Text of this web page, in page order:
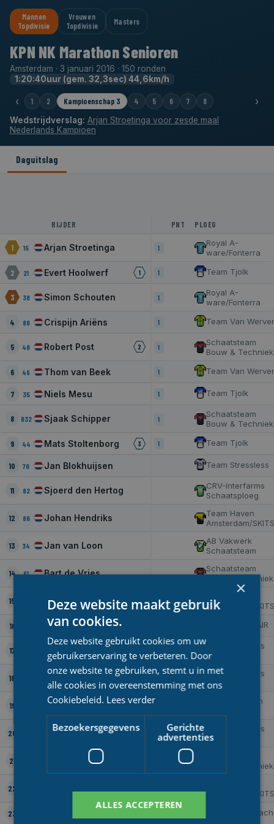
Mannen
Topdivisie
Vrouwen
Topdivisie
Masters
KPN NK Marathon Senioren
Amsterdam · 3 januari 2016 · 150 ronden
1:20:40uur (gem. 32,3sec) 44,6km/h
‹ 1 2 Kampioenschap 3 4 5 6 7 8 ›
Wedstrijdverslag: Arjan Stroetinga voor zesde maal
Nederlands Kampioen
Daguitslag
RIJDER PNT PLOEG
1 15 Arjan Stroetinga 1
Royal A-
ware/Fonterra
2 21 Evert Hoolwerf 1 1 Team Tjolk
3 38 Simon Schouten 1
Royal A-
ware/Fonterra
4 88 Crispijn Ariëns 1 Team Van
5 48 Robert Post 2 1
Schaatsteam
Bouw & Techniek
6 49 Thom van Beek 1 Team Van
7 35 Niels Mesu 1 Team Tjolk
8 B32 Sjaak Schipper 1
Schaatsteam
Bouw & Techniek
9 44 Mats Stoltenborg 3 1 Team Tjolk
10 76 Jan Blokhuijsen Team Stressless
11 82 Sjoerd den Hertog
CRV-Interfarms
Schaatsploeg
12 86 Johan Hendriks
Team Haven
Amsterdam/SKITS
13 34 Jan van Loon
AB Vakwerk
Schaatsteam
14 91 Bart de Vries
Schaatsteam
Bouw & Techniek
15 Christoffel Hendriks
Amsterdam/SKITS
16 Peter van de Pol Team Skate4AIR
17 Jan Korenberg
CRV-Interfarms
Schaatsploeg
18
CRV-Interfarms
Schaatsploeg
19 Erwin Mesu
Team De Haan
20 Robert Bovenhuis
CRV-Interfarms
Schaatsploeg
21
Bouw & Techniek
22
Amsterdam/SKITS
23 Team Man&Mach
×
Deze website maakt gebruik
van cookies.
Deze website gebruikt cookies om uw
gebruikerservaring te verbeteren. Door
onze website te gebruiken, stemt u in met
alle cookies in overeenstemming met ons
Cookiebeleid. Lees verder
Bezoekersgegevens
Gerichte
advertenties
ALLES ACCEPTEREN